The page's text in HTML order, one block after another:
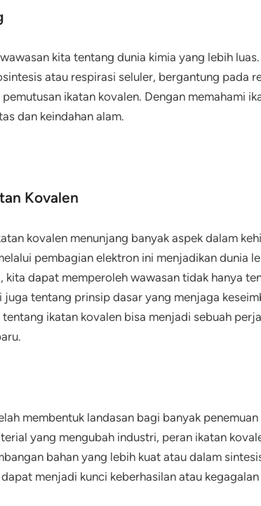
kita tentang dunia kimia yang lebih
atau respirasi seluler, bergantung pada
ikatan kovalen. Dengan memahami
dan keindahan alam.
Kovalen
kovalen menunjang banyak aspek dalam
pembagian elektron ini menjadikan dunia
kita dapat memperoleh wawasan tidak hanya
tentang prinsip dasar yang menjaga
ikatan kovalen bisa menjadi sebuah
membentuk landasan bagi banyak penemuan
yang mengubah industri, peran ikatan
bahan yang lebih kuat atau dalam
menjadi kunci keberhasilan atau kegagalan